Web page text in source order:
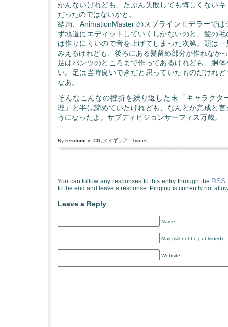
かんないけれども、たぶん失敗しても悔しくない
だったのではないかと。
結局、AnimationMaster のスプラインモデラーで
ず地道にエディットしていくしかないのと、髪の
は作りにくいので音を上げてしまった次第。頭は
みえるけれども、後ろにある髪留め部分が作れなか
足はパンツのところまで作ってあるけれども、胴
い。足は当時良いできだと思っていたものだけれ
なあ。
そんなこんなの挫折を繰り返した末「キャラクタ
理」と半ば諦めていたけれども、なんとか完成と
うになったよ。サブディビジョンサーフィス万歳。
By rerofumi in CG フィギュア Tweet
You can follow any responses to this entry through the RSS
to the end and leave a response. Pinging is currently not
Leave a Reply
Name
Mail (will not be published)
Website